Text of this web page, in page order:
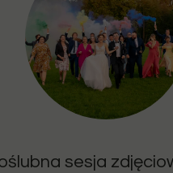
sesja